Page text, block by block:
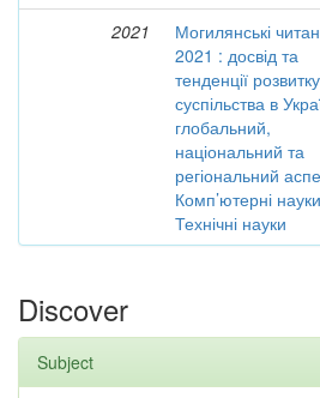
2021
Могилянські
2021 : досвід та
тенденції розвитку
суспільства в
глобальний,
національний та
регіональний
Комп’ютерні
Технічні науки
Discover
Subject